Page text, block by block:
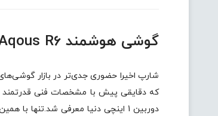
گوشی هوشمند Aqous R6 شارپ با نمایشگر 240 هرتز معرفی شد
دوربین 1 اینچی دنیا معرفی